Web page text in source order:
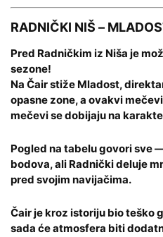
RADNIČKI NIŠ –
Pred Radničkim iz Niša je
sezone!
Na Čair stiže Mladost,
opasne zone, a ovakvi
mečevi se dobijaju na
Pogled na tabelu govori sve
bodova, ali Radnički deluje
pred svojim navijačima.
Čair je kroz istoriju bio teško
sada će atmosfera biti